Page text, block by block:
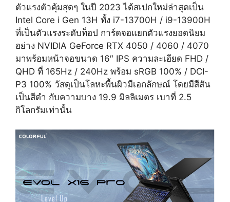
ตัวแรงตัวคุ้มสุดๆ ในปี 2023 ได้สเปกใหม่ล่าสุดเป็น
Intel Core i Gen 13H ทั้ง i7-13700H / i9-13900H
ที่เป็นตัวแรงระดับท็อป การ์ดจอแยกตัวแรงยอดนิยม
อย่าง NVIDIA GeForce RTX 4050 / 4060 / 4070
มาพร้อมหน้าจอขนาด 16″ IPS ความละเอียด FHD /
QHD ที่ 165Hz / 240Hz พร้อม sRGB 100% / DCI-
P3 100% วัสดุเป็นโลหะพื้นผิวมีเอกลักษณ์ โดยมีสีสัน
เป็นสีดำ กับความบาง 19.9 มิลลิเมตร เบาที่ 2.5
กิโลกรัมเท่านั้น